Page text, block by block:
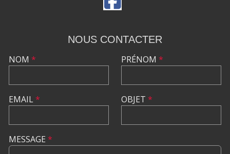
NOUS CONTACTER
NOM *
EMAIL*
PRÉNOM *
OBJET *
MESSAGE *